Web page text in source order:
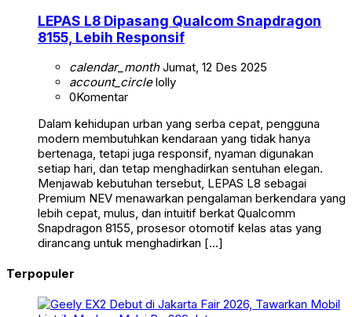
LEPAS L8 Dipasang Qualcom Snapdragon
8155, Lebih Responsif
calendar_monthJumat, 12 Des 2025
account_circlelolly
0Komentar
Dalam kehidupan urban yang serba cepat, pengguna
modern membutuhkan kendaraan yang tidak hanya
bertenaga, tetapi juga responsif, nyaman digunakan
setiap hari, dan tetap menghadirkan sentuhan elegan.
Menjawab kebutuhan tersebut, LEPAS L8 sebagai
Premium NEV menawarkan pengalaman berkendara yang
lebih cepat, mulus, dan intuitif berkat Qualcomm
Snapdragon 8155, prosesor otomotif kelas atas yang
dirancang untuk menghadirkan […]
Terpopuler